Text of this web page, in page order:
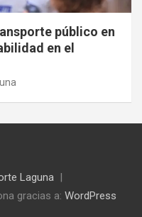
público en
en el
Laguna
gracias a: WordPress